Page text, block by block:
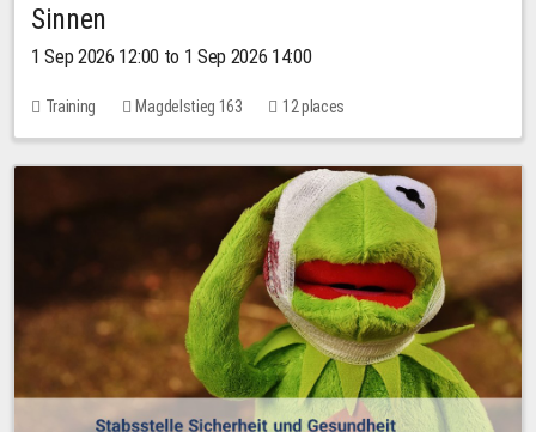
Sinnen
1 Sep 2026 12:00 to 1 Sep 2026 14:00
Training Magdelstieg 163 12 places